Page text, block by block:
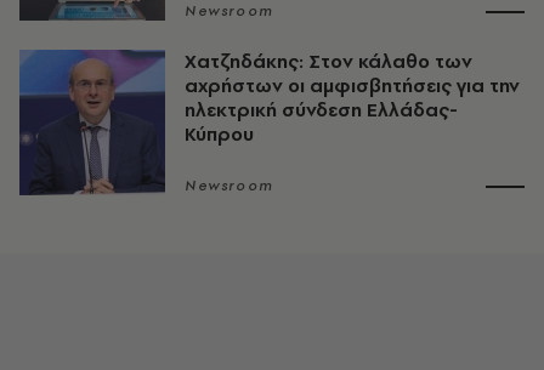
Newsroom
Χατζηδάκης: Στον κάλαθο των
αχρήστων οι αμφισβητήσεις για την
ηλεκτρική σύνδεση Ελλάδας-
Κύπρου
Newsroom